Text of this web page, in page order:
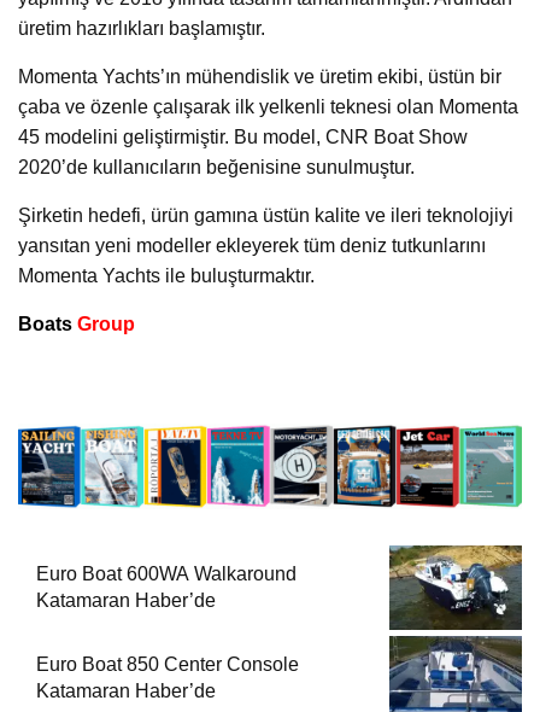
üretim hazırlıkları başlamıştır.
Momenta Yachts’ın mühendislik ve üretim ekibi, üstün bir
çaba ve özenle çalışarak ilk yelkenli teknesi olan Momenta
45 modelini geliştirmiştir. Bu model, CNR Boat Show
2020’de kullanıcıların beğenisine sunulmuştur.
Şirketin hedefi, ürün gamına üstün kalite ve ileri teknolojiyi
yansıtan yeni modeller ekleyerek tüm deniz tutkunlarını
Momenta Yachts ile buluşturmaktır.
Boats Group
Euro Boat 600WA Walkaround
Katamaran Haber’de
Euro Boat 850 Center Console
Katamaran Haber’de